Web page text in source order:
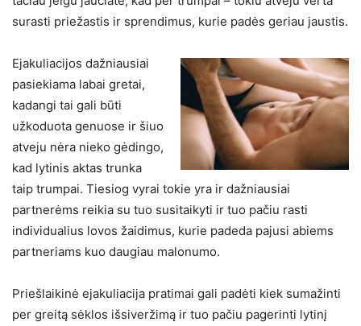
surasti priežastis ir sprendimus, kurie padės geriau jaustis.
Ejakuliacijos dažniausiai
pasiekiama labai gretai,
kadangi tai gali būti
užkoduota genuose ir šiuo
atveju nėra nieko gėdingo,
kad lytinis aktas trunka
taip trumpai. Tiesiog vyrai tokie yra ir dažniausiai
partnerėms reikia su tuo susitaikyti ir tuo pačiu rasti
individualius lovos žaidimus, kurie padeda pajusi abiems
partneriams kuo daugiau malonumo.
Priešlaikinė ejakuliacija pratimai gali padėti kiek sumažinti
per greitą sėklos išsiveržimą ir tuo pačiu pagerinti lytinį